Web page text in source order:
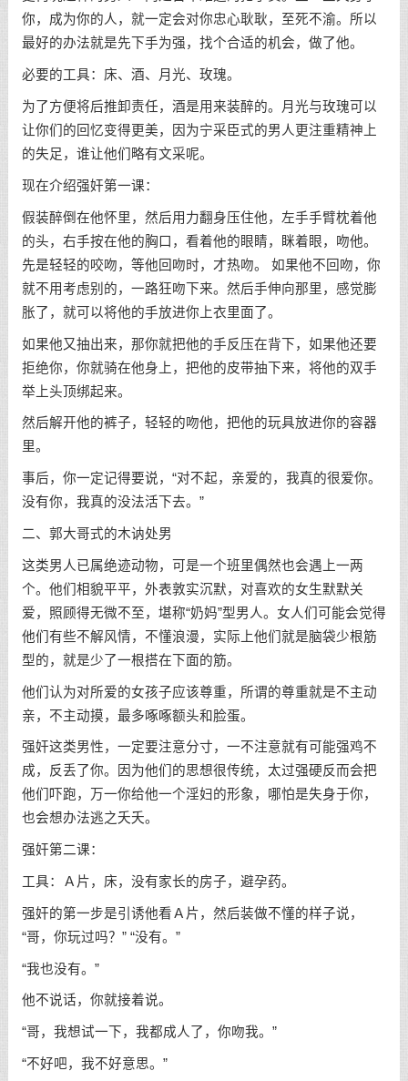
你，成为你的人，就一定会对你忠心耿耿，至死不渝。所以
最好的办法就是先下手为强，找个合适的机会，做了他。
必要的工具：床、酒、月光、玫瑰。
为了方便将后推卸责任，酒是用来装醉的。月光与玫瑰可以
让你们的回忆变得更美，因为宁采臣式的男人更注重精神上
的失足，谁让他们略有文采呢。
现在介绍强奸第一课：
假装醉倒在他怀里，然后用力翻身压住他，左手手臂枕着他
的头，右手按在他的胸口，看着他的眼睛，眯着眼，吻他。
先是轻轻的咬吻，等他回吻时，才热吻。 如果他不回吻，你
就不用考虑别的，一路狂吻下来。然后手伸向那里，感觉膨
胀了，就可以将他的手放进你上衣里面了。
如果他又抽出来，那你就把他的手反压在背下，如果他还要
拒绝你，你就骑在他身上，把他的皮带抽下来，将他的双手
举上头顶绑起来。
然后解开他的裤子，轻轻的吻他，把他的玩具放进你的容器
里。
事后，你一定记得要说，“对不起，亲爱的，我真的很爱你。
没有你，我真的没法活下去。”
二、郭大哥式的木讷处男
这类男人已属绝迹动物，可是一个班里偶然也会遇上一两
个。他们相貌平平，外表敦实沉默，对喜欢的女生默默关
爱，照顾得无微不至，堪称“奶妈”型男人。女人们可能会觉得
他们有些不解风情，不懂浪漫，实际上他们就是脑袋少根筋
型的，就是少了一根搭在下面的筋。
他们认为对所爱的女孩子应该尊重，所谓的尊重就是不主动
亲，不主动摸，最多啄啄额头和脸蛋。
强奸这类男性，一定要注意分寸，一不注意就有可能强鸡不
成，反丢了你。因为他们的思想很传统，太过强硬反而会把
他们吓跑，万一你给他一个淫妇的形象，哪怕是失身于你，
也会想办法逃之夭夭。
强奸第二课：
工具：Ａ片，床，没有家长的房子，避孕药。
强奸的第一步是引诱他看Ａ片，然后装做不懂的样子说，
“哥，你玩过吗？” “没有。”
“我也没有。”
他不说话，你就接着说。
“哥，我想试一下，我都成人了，你吻我。”
“不好吧，我不好意思。”